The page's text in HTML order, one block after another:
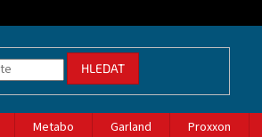
HLEDAT
Metabo Garland Proxxon